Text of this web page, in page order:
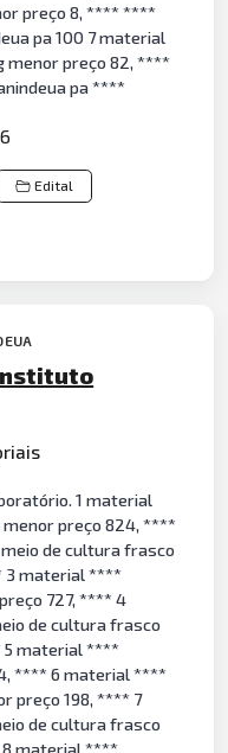
preço 8, **** ****
pa 100 7 material
menor preço 82, ****
pa ****
Edital
1 material
preço 824, ****
de cultura frasco
3 material ****
727, **** 4
de cultura frasco
5 material ****
**** 6 material ****
preço 198, **** 7
de cultura frasco
8 material ****